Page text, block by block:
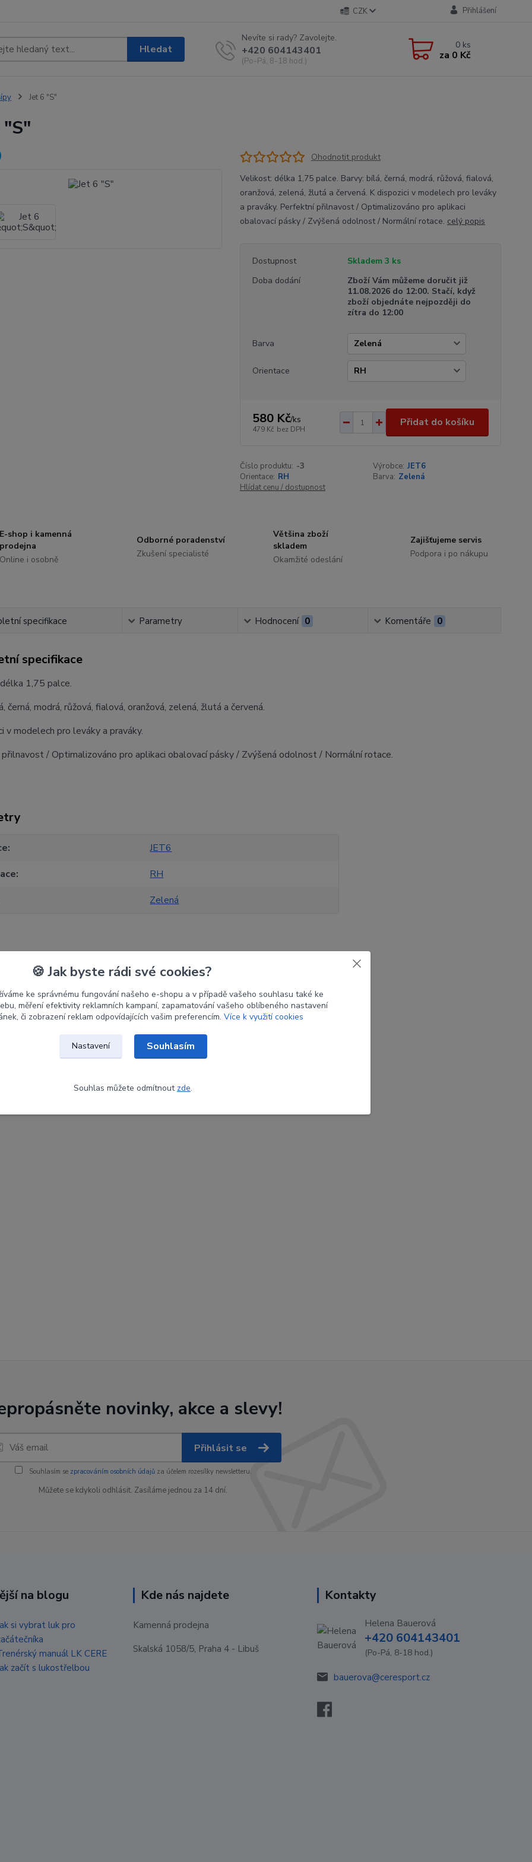
CZK Přihlášení
Hledat
Nevíte si rady? Zavolejte.
+420 604143401
(Po-Pá, 8-18 hod.)
0 ks
za 0 Kč
Jet 6 "S"
"S"
Ohodnotit produkt
Velikost: délka 1,75 palce. Barvy: bílá, černá, modrá, růžová, fialová,
oranžová, zelená, žlutá a červená. K dispozici v modelech pro leváky
a praváky. Perfektní přilnavost / Optimalizováno pro aplikaci
obalovací pásky / Zvýšená odolnost / Normální rotace. celý popis
Dostupnost
Skladem 3 ks
Doba dodání
Zboží Vám můžeme doručit již
11.08.2026 do 12:00. Stačí, když
zboží objednáte nejpozději do
zítra do 12:00
Barva
Orientace
580 Kč/ks
479 Kč bez DPH
Přidat do košíku
Číslo produktu: -3 Výrobce: JET6
Orientace: RH Barva: Zelená
Hlídat cenu / dostupnost
E-shop i kamenná
prodejna
Online i osobně
Odborné poradenství
Zkušení specialisté
Většina zboží
skladem
Okamžité odeslání
Zajišťujeme servis
Podpora i po nákupu
specifikace Parametry Hodnocení 0 Komentáře 0
specifikace
1,75 palce.
černá, modrá, růžová, fialová, oranžová, zelená, žlutá a červená.
v modelech pro leváky a praváky.
/ Optimalizováno pro aplikaci obalovací pásky / Zvýšená odolnost / Normální rotace.
JET6
RH
Zelená
v kategoriích
Olepení Olepení Spin Wing
novinky, akce a slevy!
Přihlásit se
Souhlasím se zpracováním osobních údajůza účelem rozesílky newsletteru.
Můžete se kdykoli odhlásit. Zasíláme jednou za 14 dní.
na blogu
si vybrat luk pro
manuál LK CERE
začít s lukostřelbou
Kde nás najdete
Kamenná prodejna
Skalská 1058/5, Praha 4 - Libuš
Kontakty
Helena Bauerová
+420 604143401
(Po-Pá, 8-18 hod.)
bauerova@ceresport.cz
🍪 Jak byste rádi své cookies?
ke správnému fungování našeho e-shopu a v případě vašeho souhlasu také ke
měření efektivity reklamních kampaní, zapamatování vašeho oblíbeného nastavení
či zobrazení reklam odpovídajících vašim preferencím. Více k využití cookies
Nastavení Souhlasím
Souhlas můžete odmítnout zde.